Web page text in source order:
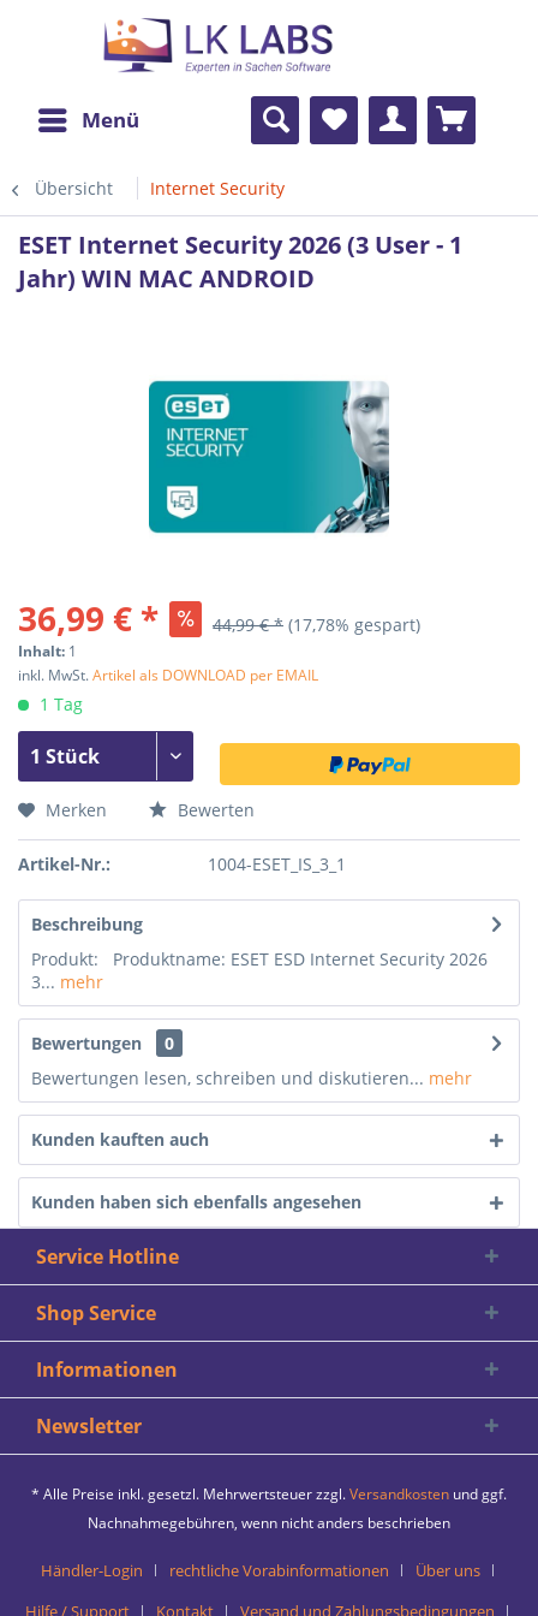
Menü
Übersicht Internet Security
ESET Internet Security 2026 (3 User - 1
Jahr) WIN MAC ANDROID
36,99 € * 44,99 € * (17,78% gespart)
Inhalt: 1
inkl. MwSt.Artikel als DOWNLOAD per EMAIL
1 Tag
Merken Bewerten
Artikel-Nr.: 1004-ESET_IS_3_1
Beschreibung
Produkt: Produktname: ESET ESD Internet Security 2026
3... mehr
Bewertungen
0
Bewertungen lesen, schreiben und diskutieren... mehr
Kunden kauften auch
Kunden haben sich ebenfalls angesehen
Service Hotline
Shop Service
Informationen
Newsletter
* Alle Preise inkl. gesetzl. Mehrwertsteuer zzgl.Versandkosten und ggf.
Nachnahmegebühren, wenn nicht anders beschrieben
Händler-Login rechtliche Vorabinformationen
Über uns
Hilfe / Support
Kontakt Versand und Zahlungsbedingungen